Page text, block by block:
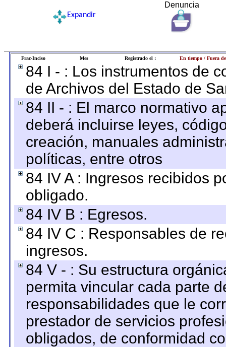
Denuncia
Expandir
Frac-Inciso Mes Registrado el : En tiempo / Fuera
84 I - : Los instrumentos de
de Archivos del Estado de
84 II - : El marco normativo
deberá incluirse leyes,
creación, manuales
políticas, entre otros
84 IV A : Ingresos recibidos
obligado.
84 IV B : Egresos.
84 IV C : Responsables de
ingresos.
84 V - : Su estructura
permita vincular cada parte
responsabilidades que le
prestador de servicios
obligados, de conformidad